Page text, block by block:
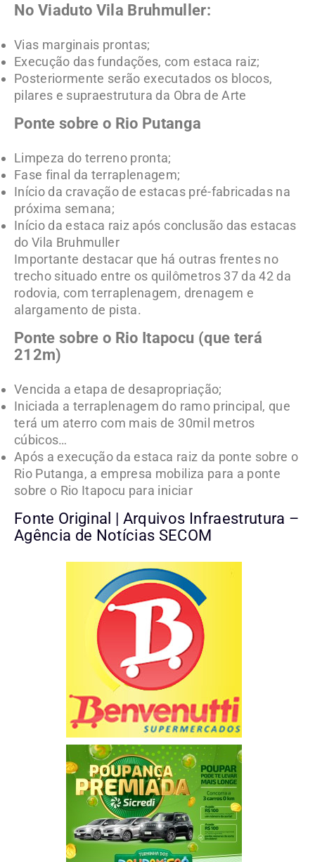
No Viaduto Vila Bruhmuller:
Vias marginais prontas;
Execução das fundações, com estaca raiz;
Posteriormente serão executados os blocos,
pilares e supraestrutura da Obra de Arte
Ponte sobre o Rio Putanga
Limpeza do terreno pronta;
Fase final da terraplenagem;
Início da cravação de estacas pré-fabricadas na
próxima semana;
Início da estaca raiz após conclusão das estacas
do Vila Bruhmuller
Importante destacar que há outras frentes no
trecho situado entre os quilômetros 37 da 42 da
rodovia, com terraplenagem, drenagem e
alargamento de pista.
Ponte sobre o Rio Itapocu (que terá
212m)
Vencida a etapa de desapropriação;
Iniciada a terraplenagem do ramo principal, que
terá um aterro com mais de 30mil metros
cúbicos…
Após a execução da estaca raiz da ponte sobre o
Rio Putanga, a empresa mobiliza para a ponte
sobre o Rio Itapocu para iniciar
Fonte Original | Arquivos Infraestrutura –
Agência de Notícias SECOM